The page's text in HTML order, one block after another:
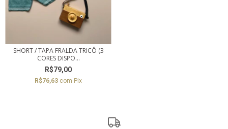
SHORT / TAPA FRALDA TRICÔ (3
CORES DISPO...
R$79,00
R$76,63 com Pix